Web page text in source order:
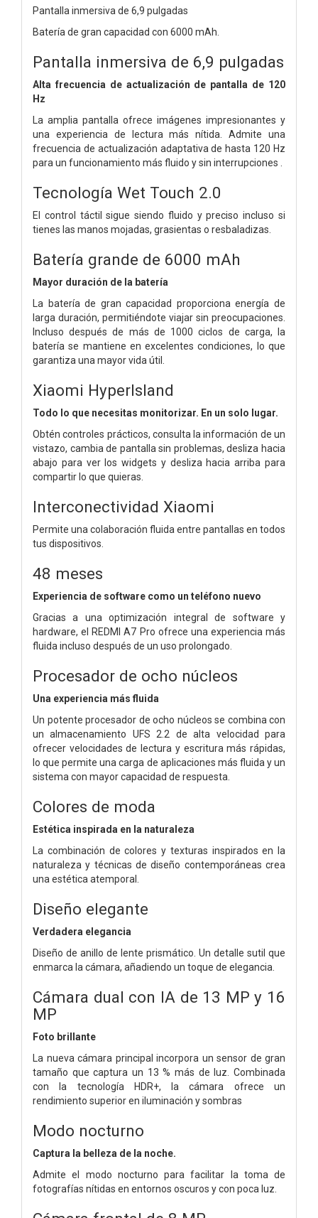
Pantalla inmersiva de 6,9 ​​pulgadas
Batería de gran capacidad con 6000 mAh.
Pantalla inmersiva de 6,9 ​​pulgadas
Alta frecuencia de actualización de pantalla de 120
Hz
La amplia pantalla ofrece imágenes impresionantes y
una experiencia de lectura más nítida. Admite una
frecuencia de actualización adaptativa de hasta 120 Hz
para un funcionamiento más fluido y sin interrupciones .
Tecnología Wet Touch 2.0
El control táctil sigue siendo fluido y preciso incluso si
tienes las manos mojadas, grasientas o resbaladizas.
Batería grande de 6000 mAh
Mayor duración de la batería
La batería de gran capacidad proporciona energía de
larga duración, permitiéndote viajar sin preocupaciones.
Incluso después de más de 1000 ciclos de carga, la
batería se mantiene en excelentes condiciones, lo que
garantiza una mayor vida útil.
Xiaomi HyperIsland
Todo lo que necesitas monitorizar. En un solo lugar.
Obtén controles prácticos, consulta la información de un
vistazo, cambia de pantalla sin problemas, desliza hacia
abajo para ver los widgets y desliza hacia arriba para
compartir lo que quieras.
Interconectividad Xiaomi
Permite una colaboración fluida entre pantallas en todos
tus dispositivos.
48 meses
Experiencia de software como un teléfono nuevo
Gracias a una optimización integral de software y
hardware, el REDMI A7 Pro ofrece una experiencia más
fluida incluso después de un uso prolongado.
Procesador de ocho núcleos
Una experiencia más fluida
Un potente procesador de ocho núcleos se combina con
un almacenamiento UFS 2.2 de alta velocidad para
ofrecer velocidades de lectura y escritura más rápidas,
lo que permite una carga de aplicaciones más fluida y un
sistema con mayor capacidad de respuesta.
Colores de moda
Estética inspirada en la naturaleza
La combinación de colores y texturas inspirados en la
naturaleza y técnicas de diseño contemporáneas crea
una estética atemporal.
Diseño elegante
Verdadera elegancia
Diseño de anillo de lente prismático. Un detalle sutil que
enmarca la cámara, añadiendo un toque de elegancia.
Cámara dual con IA de 13 MP y 16
MP
Foto brillante
La nueva cámara principal incorpora un sensor de gran
tamaño que captura un 13 % más de luz. Combinada
con la tecnología HDR+, la cámara ofrece un
rendimiento superior en iluminación y sombras
Modo nocturno
Captura la belleza de la noche.
Admite el modo nocturno para facilitar la toma de
fotografías nítidas en entornos oscuros y con poca luz.